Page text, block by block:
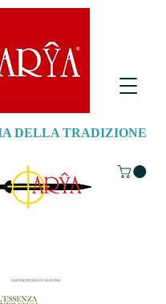
DELLA TRADIZIONE